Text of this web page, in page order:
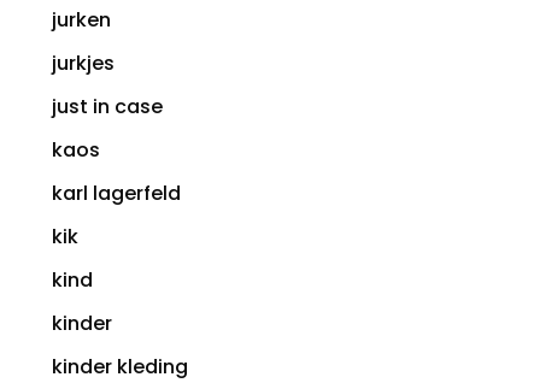
jurken
jurkjes
just in case
kaos
karl lagerfeld
kik
kind
kinder
kinder kleding